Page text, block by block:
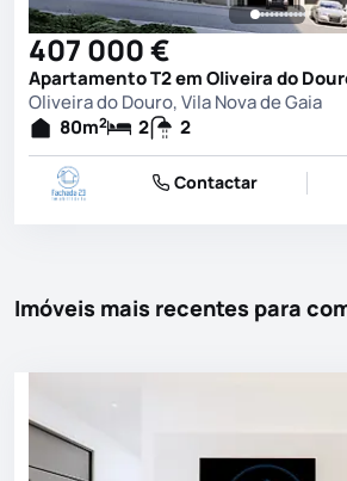
407 000 €
Oliveira do Douro, Vila Nova de Gaia
80m2 2 2
Contactar
Imóveis mais recentes para